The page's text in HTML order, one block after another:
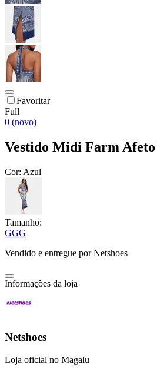
Favoritar
Full
0 (novo)
Vestido Midi Farm
Cor: Azul
Tamanho:
GGG
Vendido e entregue por Netshoes
Informações da loja
Netshoes
Loja oficial no Magalu